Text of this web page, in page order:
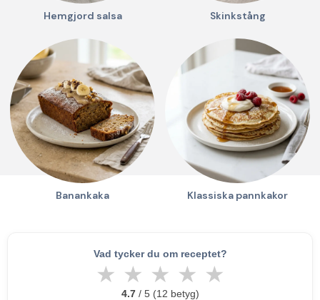
Hemgjord salsa Skinkstång
Banankaka Klassiska pannkakor
Vad tycker du om receptet?
★ ★ ★ ★ ★
4.7/ 5 (12 betyg)